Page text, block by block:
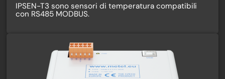
IPSEN-T3 sono sensori di temperatura compatibili
con RS485 MODBUS.